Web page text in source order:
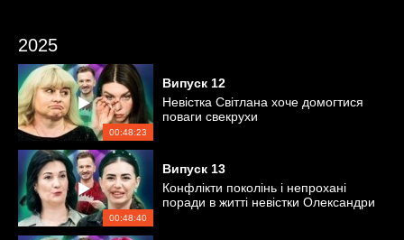
2025
00:48:23
Випуск 12
Невістка Світлана хоче домогтися
поваги свекрухи
00:48:40
Випуск 13
Конфлікти поколінь і непрохані
поради в житті невістки Олександри